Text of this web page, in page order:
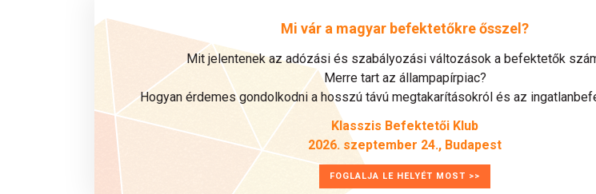
Mi vár a magyar befektetőkre ősszel?
Mit jelentenek az adózási és szabályozási változások a befektetők
Merre tart az állampapírpiac?
Hogyan érdemes gondolkodni a hosszú távú megtakarításokról és az
Klasszis Befektetői Klub
2026. szeptember 24., Budapest
FOGLALJA LE HELYÉT MOST >>